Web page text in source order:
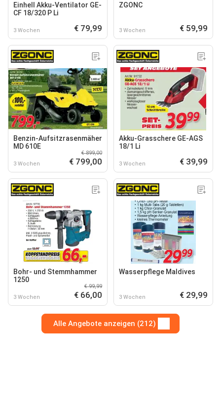
Einhell Akku-Ventilator GE-
CF 18/320 P Li
3 Wochen € 79,99
ZGONC
3 Wochen € 59,99
Benzin-Aufsitzrasenmäher
MD 610E
3 Wochen
€ 899,00
€ 799,00
Akku-Grasschere GE-AGS
18/1 Li
3 Wochen € 39,99
Bohr- und Stemmhammer
1250
3 Wochen
€ 99,99
€ 66,00
Wasserpflege Maldives
3 Wochen € 29,99
Alle Angebote anzeigen (212)